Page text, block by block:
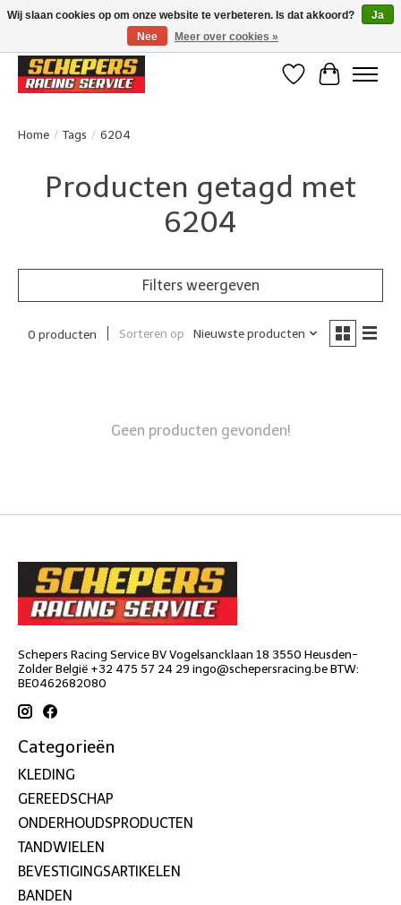
Klanten beoordelen ons met een 4,8/5 op Google reviews
Verlanglijst
Home / Tags / 6204
Producten getagd met
6204
Filters weergeven
0 producten Sorteren op Nieuwste producten
Geen producten gevonden!
Schepers Racing Service BV Vogelsancklaan 18 3550 Heusden-
Zolder België +32 475 57 24 29 ingo@schepersracing.beBTW:
BE0462682080
Categorieën
KLEDING
GEREEDSCHAP
ONDERHOUDSPRODUCTEN
TANDWIELEN
BEVESTIGINGSARTIKELEN
BANDEN
Wij slaan cookies op om onze website te verbeteren. Is dat akkoord?
Ja
Nee
Meer over cookies »